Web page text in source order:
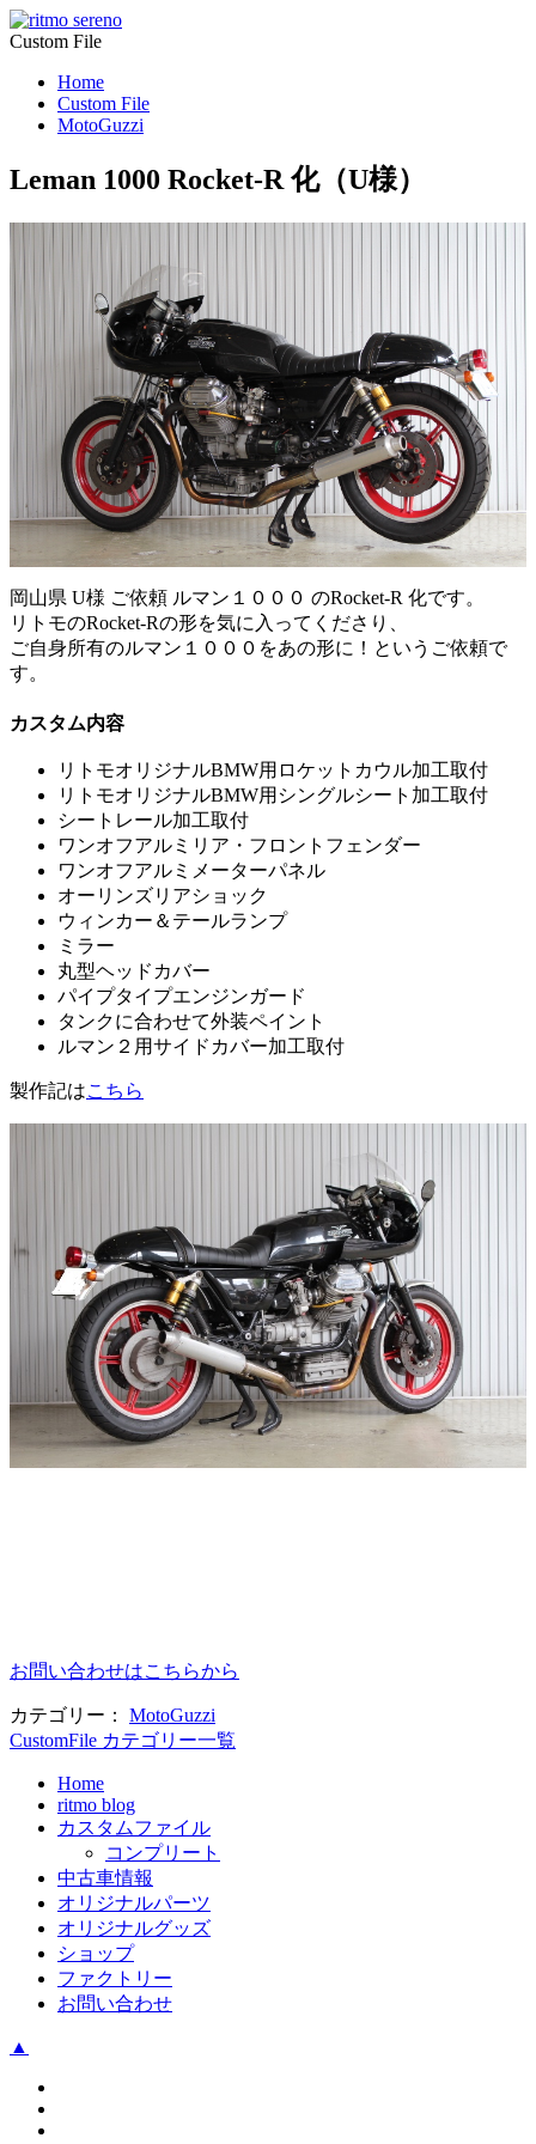
Custom File
Home
Custom File
MotoGuzzi
Leman 1000 Rocket-R 化（U様）
岡山県 U様 ご依頼 ルマン１０００ のRocket-R 化です。
リトモのRocket-Rの形を気に入ってくださり、
ご自身所有のルマン１０００をあの形に！というご依頼で
す。
カスタム内容
リトモオリジナルBMW用ロケットカウル加工取付
リトモオリジナルBMW用シングルシート加工取付
シートレール加工取付
ワンオフアルミリア・フロントフェンダー
ワンオフアルミメーターパネル
オーリンズリアショック
ウィンカー＆テールランプ
ミラー
丸型ヘッドカバー
パイプタイプエンジンガード
タンクに合わせて外装ペイント
ルマン２用サイドカバー加工取付
製作記はこちら
お問い合わせはこちらから
カテゴリー： MotoGuzzi
CustomFile カテゴリー一覧
Home
ritmo blog
カスタムファイル
コンプリート
中古車情報
オリジナルパーツ
オリジナルグッズ
ショップ
ファクトリー
お問い合わせ
▲